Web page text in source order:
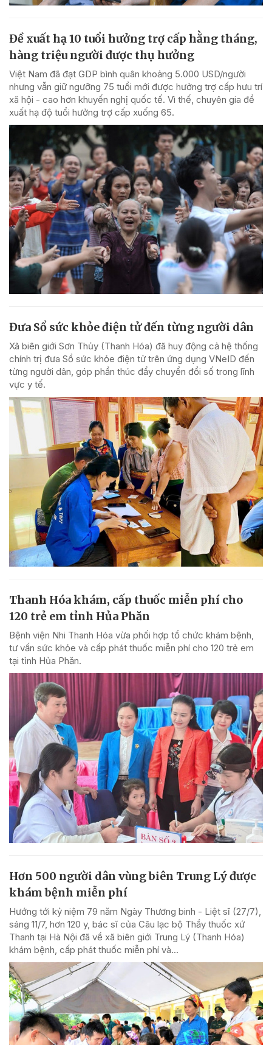
Đề xuất hạ 10 tuổi hưởng trợ cấp hằng tháng,
hàng triệu người được thụ hưởng
Việt Nam đã đạt GDP bình quân khoảng 5.000 USD/người
nhưng vẫn giữ ngưỡng 75 tuổi mới được hưởng trợ cấp hưu trí
xã hội - cao hơn khuyến nghị quốc tế. Vì thế, chuyên gia đề
xuất hạ độ tuổi hưởng trợ cấp xuống 65.
Đưa Sổ sức khỏe điện tử đến từng người dân
Xã biên giới Sơn Thủy (Thanh Hóa) đã huy động cả hệ thống
chính trị đưa Sổ sức khỏe điện tử trên ứng dụng VNeID đến
từng người dân, góp phần thúc đẩy chuyển đổi số trong lĩnh
vực y tế.
Thanh Hóa khám, cấp thuốc miễn phí cho
120 trẻ em tỉnh Hủa Phăn
Bệnh viện Nhi Thanh Hóa vừa phối hợp tổ chức khám bệnh,
tư vấn sức khỏe và cấp phát thuốc miễn phí cho 120 trẻ em
tại tỉnh Hủa Phăn.
Hơn 500 người dân vùng biên Trung Lý được
khám bệnh miễn phí
Hướng tới kỷ niệm 79 năm Ngày Thương binh - Liệt sĩ (27/7),
sáng 11/7, hơn 120 y, bác sĩ của Câu lạc bộ Thầy thuốc xứ
Thanh tại Hà Nội đã về xã biên giới Trung Lý (Thanh Hóa)
khám bệnh, cấp phát thuốc miễn phí và...